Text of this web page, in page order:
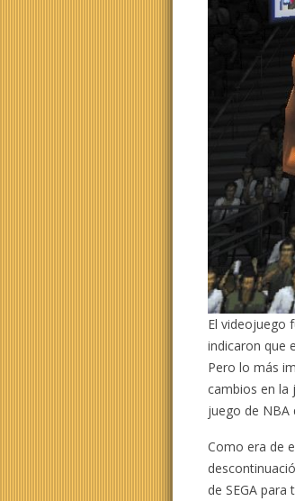
El videojuego
indicaron que
Pero lo más
cambios en la
juego de NBA
Como era de
de SEGA